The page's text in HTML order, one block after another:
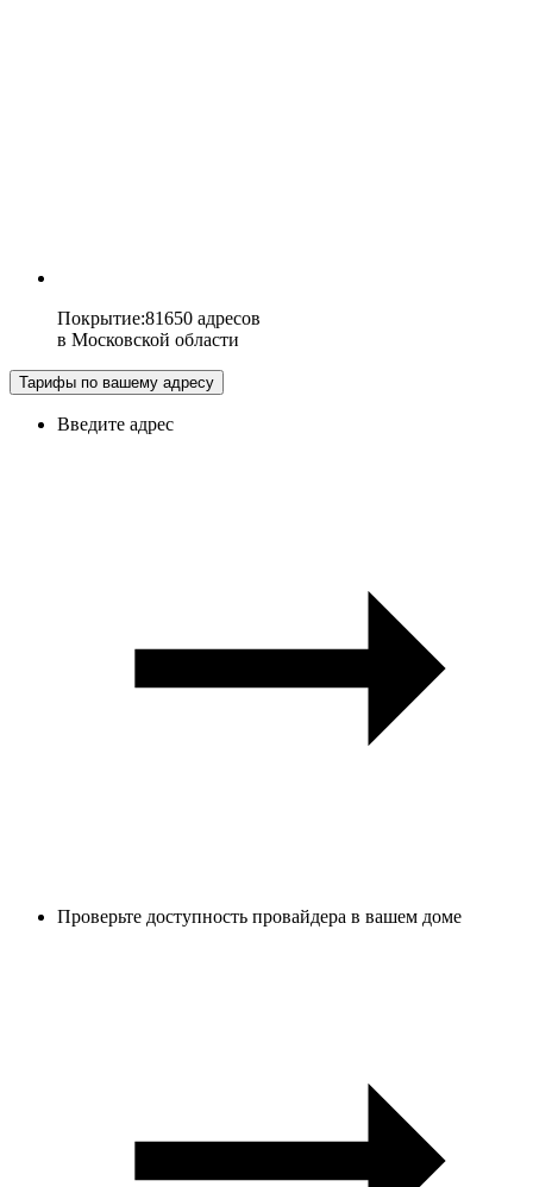
Покрытие:81650 адресов
в Московской области
Тарифы по вашему адресу
Введите адрес
Проверьте доступность провайдера в вашем доме